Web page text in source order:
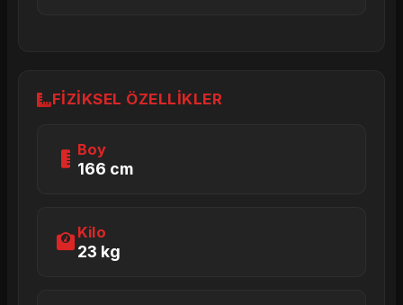
FIZIKSEL ÖZELLIKLER
Boy
166 cm
Kilo
23 kg